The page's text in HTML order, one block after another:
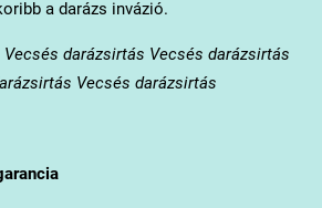
a darázs invázió.
darázsirtás Vecsés darázsirtás
Vecsés darázsirtás